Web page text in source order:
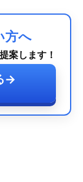
方へ
案します！
→